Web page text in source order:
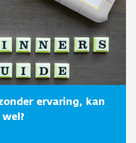
ervaring, kan